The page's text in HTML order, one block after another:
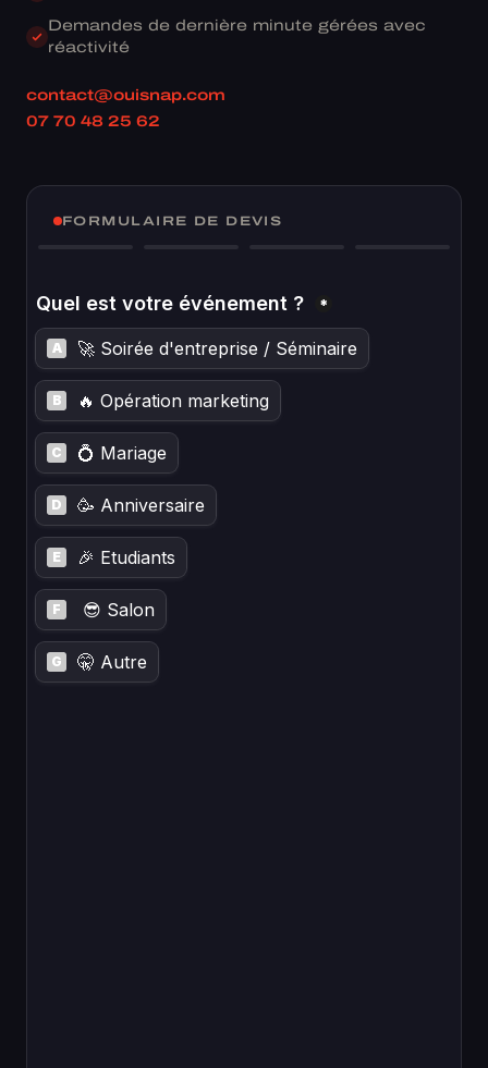
Demandes de dernière minute gérées avec
réactivité
contact@ouisnap.com
07 70 48 25 62
FORMULAIRE DE DEVIS